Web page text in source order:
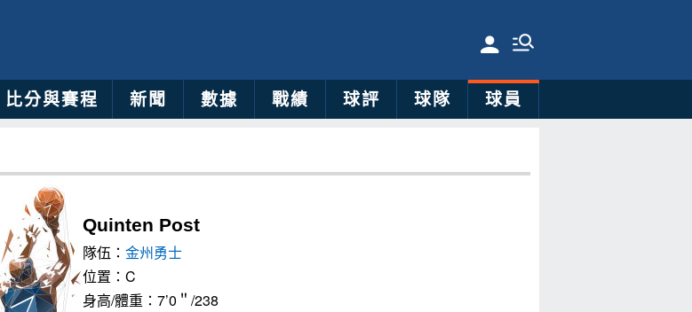
比分與賽程 新聞 數據 戰績 球評 球隊 球員
Quinten Post
隊伍： 金州勇士
位置：C
身高/體重：7’0＂/238